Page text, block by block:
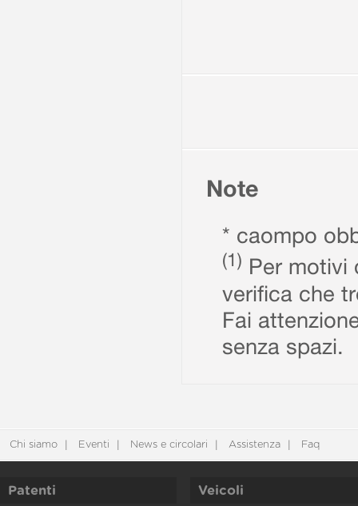
Note
* caompo
(1) Per motivi
verifica che
Fai
senza spazi.
Chi siamo Eventi News e circolari Assistenza Faq
Patenti Veicoli